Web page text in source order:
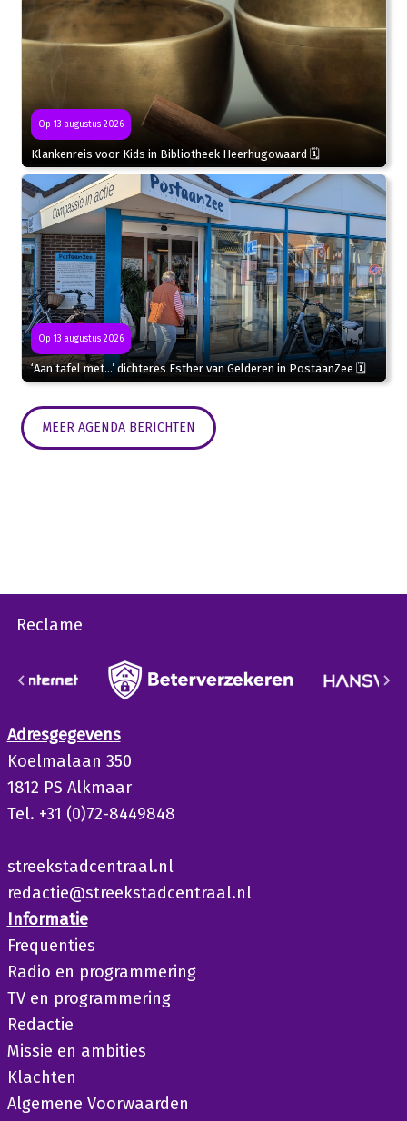
Op 13 augustus 2026
Klankenreis voor Kids in Bibliotheek Heerhugowaard 🗓
Op 13 augustus 2026
‘Aan tafel met…’ dichteres Esther van Gelderen in PostaanZee 🗓
MEER AGENDA BERICHTEN
Reclame
Adresgegevens
Koelmalaan 350
1812 PS Alkmaar
Tel. +31 (0)72-8449848
streekstadcentraal.nl
redactie@streekstadcentraal.nl
Informatie
Frequenties
Radio en programmering
TV en programmering
Redactie
Missie en ambities
Klachten
Algemene Voorwaarden